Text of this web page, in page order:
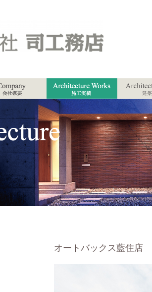
オートバックス藍住店